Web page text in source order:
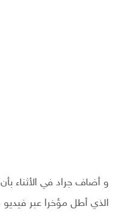
و أضاف جراد في الأثناء
الذي أطل مؤخرا عبر فيديو